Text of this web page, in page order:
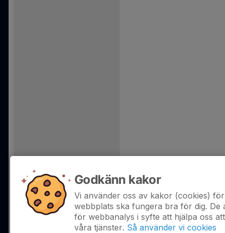
Godkänn kakor
Vi använder oss av kakor (cookies)
webbplats ska fungera bra för dig. De
för webbanalys i syfte att hjälpa oss
våra tjänster. Så använder vi cookies